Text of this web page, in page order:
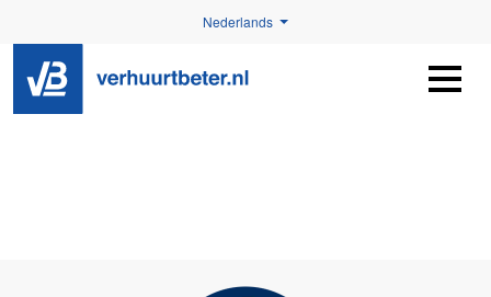
Nederlands